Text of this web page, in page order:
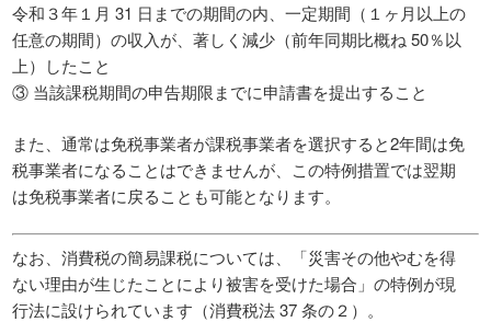
令和３年１月 31 日までの期間の内、一定期間（１ヶ月以上の
任意の期間）の収入が、著しく減少（前年同期比概ね 50％以
上）したこと
③ 当該課税期間の申告期限までに申請書を提出すること
また、通常は免税事業者が課税事業者を選択すると2年間は免
税事業者になることはできませんが、この特例措置では翌期
は免税事業者に戻ることも可能となります。
なお、消費税の簡易課税については、「災害その他やむを得
ない理由が生じたことにより被害を受けた場合」の特例が現
行法に設けられています（消費税法 37 条の２）。